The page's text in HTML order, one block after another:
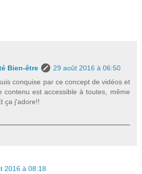
Bien-être
29 août 2016 à 06:50
conquise par ce concept de vidéos et
contenu est accessible à toutes, même
ça j'adore!!
2016 à 08:18